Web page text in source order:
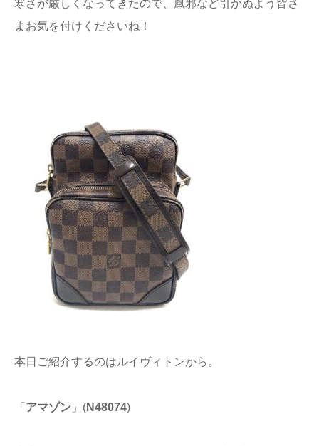
寒さが厳しくなってきたので、風邪など引かぬよう皆さ
まお気を付けくださいね！
本日ご紹介するのはルイヴィトンから。
「 アマゾン 」(N48074)
ポリシー